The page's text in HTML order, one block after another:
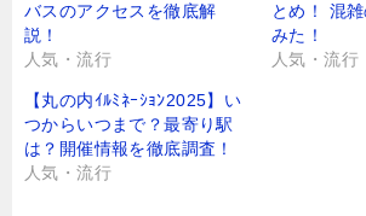
バスのアクセスを徹底解
説！
人気・流行
とめ！ 混
みた！
人気・流行
【丸の内ｲﾙﾐﾈｰｼｮﾝ2025】い
つからいつまで？最寄り駅
は？開催情報を徹底調査！
人気・流行